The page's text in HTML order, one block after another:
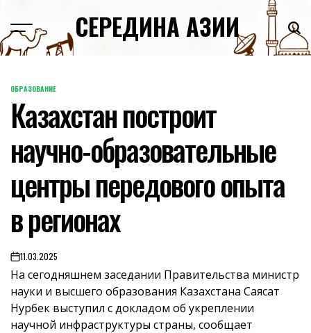
content
СЕРЕДИНА АЗИИ
POSTED
IN
ОБРАЗОВАНИЕ
Казахстан построит
научно-образовательные
центры передового опыта
в регионах
on11.03.2025
На сегодняшнем заседании Правительства министр
науки и высшего образования Казахстана Саясат
Нурбек выступил с докладом об укреплении
научной инфраструктуры страны, сообщает